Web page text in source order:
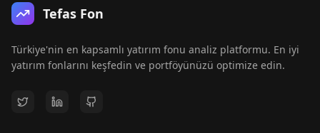
Tefas Fon
Türkiye'nin en kapsamlı yatırım fonu analiz platformu. En iyi
yatırım fonlarını keşfedin ve portföyünüzü optimize edin.